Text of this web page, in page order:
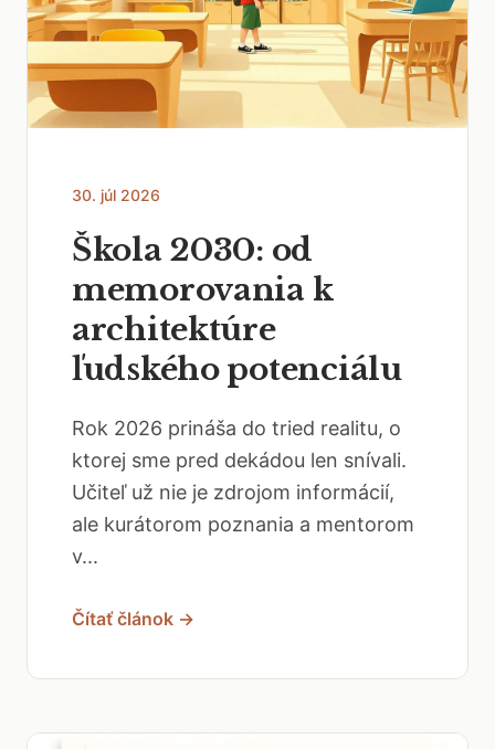
30. júl 2026
Škola 2030: od
memorovania k
architektúre
ľudského potenciálu
Rok 2026 prináša do tried realitu, o
ktorej sme pred dekádou len snívali.
Učiteľ už nie je zdrojom informácií,
ale kurátorom poznania a mentorom
v...
Čítať článok →